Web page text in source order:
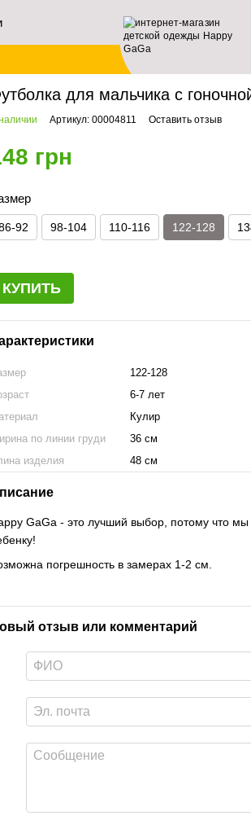
Футболки Футболка для
для мальчика с
Артикул: 00004811 Оставить отзыв
грн
92 98-104 110-116 122-128
КУПИТЬ
122-128
6-7 лет
Кулир
по линии груди
36 см
изделия
48 см
GaGa - это лучший выбор, потому что
погрешность в замерах 1-2 см.
отзыв или комментарий